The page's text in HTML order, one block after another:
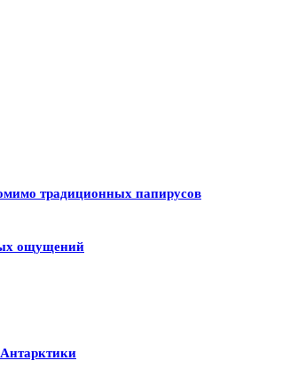
традиционных папирусов
ощущений